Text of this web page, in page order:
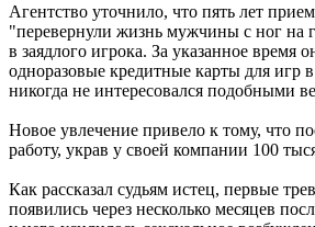
Агентство уточнило, что пять лет
"перевернули жизнь мужчины с ног на
в заядлого игрока. За указанное время
одноразовые кредитные карты для игр
никогда не интересовался подобными
Новое увлечение привело к тому, что
работу, украв у своей компании 100
Как рассказал судьям истец, первые
появились через несколько месяцев